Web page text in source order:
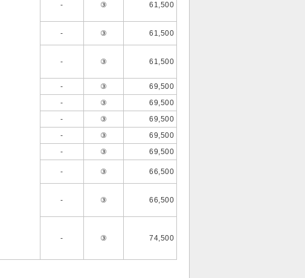
- ③ 61,500
- ③ 61,500
- ③ 61,500
- ③
69,500
- ③
69,500
- ③
69,500
- ③
69,500
- ③
69,500
- ③ 66,500
- ③ 66,500
- ③ 74,500